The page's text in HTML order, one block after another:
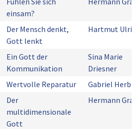
einsam?
Der Mensch denkt,
Gott lenkt
Hartmut
Ein Gott der
Kommunikation
Sina Marie
Driesner
Wertvolle Reparatur Gabriel
Der
multidimensionale
Gott
Hermann